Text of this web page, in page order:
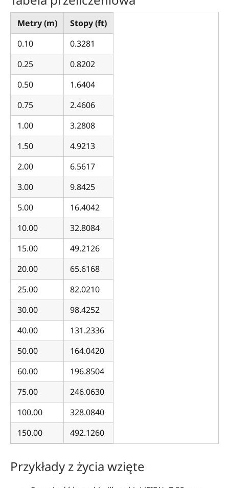
Metry (m)
Stopy (ft)
0.10
0.3281
0.25
0.8202
0.50
1.6404
0.75
2.4606
1.00
3.2808
1.50
4.9213
2.00
6.5617
3.00
9.8425
5.00
16.4042
10.00
32.8084
15.00
49.2126
20.00
65.6168
25.00
82.0210
30.00
98.4252
40.00
131.2336
50.00
164.0420
60.00
196.8504
75.00
246.0630
100.00
328.0840
150.00
492.1260
Przykłady z życia wzięte